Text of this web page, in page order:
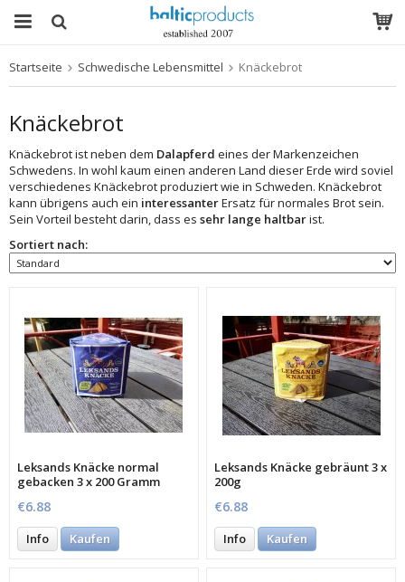
Startseite Schwedische Lebensmittel Knäckebrot
Knäckebrot
Knäckebrot ist neben dem Dalapferd eines der Markenzeichen
Schwedens. In wohl kaum einen anderen Land dieser Erde wird soviel
verschiedenes Knäckebrot produziert wie in Schweden. Knäckebrot
kann übrigens auch ein interessanterErsatz für normales Brot sein.
Sein Vorteil besteht darin, dass es sehr lange haltbarist.
Sortiert nach:
Leksands Knäcke normal
gebacken 3 x 200 Gramm
€6.88
Info Kaufen
Leksands Knäcke gebräunt 3 x
200g
€6.88
Info Kaufen